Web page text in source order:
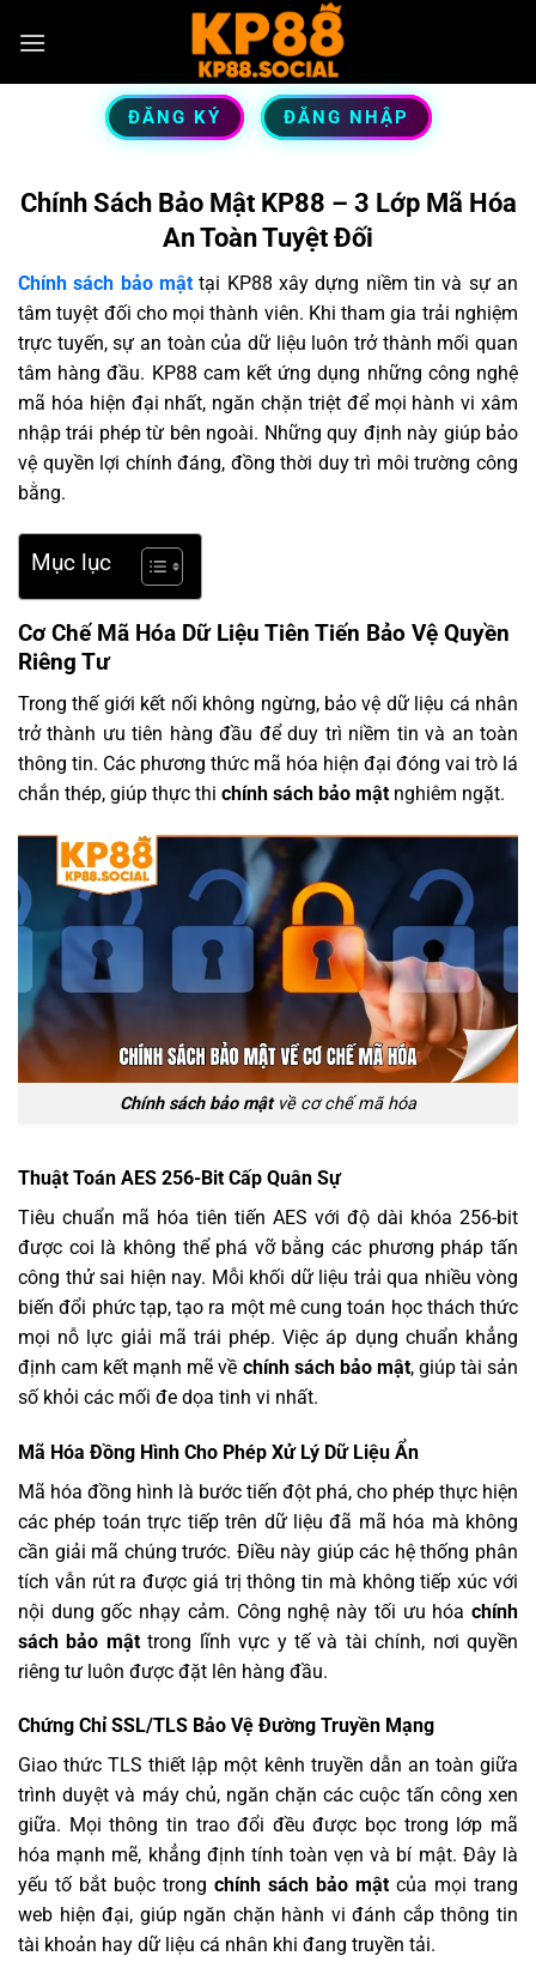
ĐĂNG KÝ ĐĂNG NHẬP
Chính Sách Bảo Mật KP88 – 3 Lớp Mã Hóa
An Toàn Tuyệt Đối
Chính sách bảo mật tại KP88 xây dựng niềm tin và sự an
tâm tuyệt đối cho mọi thành viên. Khi tham gia trải nghiệm
trực tuyến, sự an toàn của dữ liệu luôn trở thành mối quan
tâm hàng đầu. KP88 cam kết ứng dụng những công nghệ
mã hóa hiện đại nhất, ngăn chặn triệt để mọi hành vi xâm
nhập trái phép từ bên ngoài. Những quy định này giúp bảo
vệ quyền lợi chính đáng, đồng thời duy trì môi trường công
bằng.
Mục lục
Cơ Chế Mã Hóa Dữ Liệu Tiên Tiến Bảo Vệ Quyền
Riêng Tư
Trong thế giới kết nối không ngừng, bảo vệ dữ liệu cá nhân
trở thành ưu tiên hàng đầu để duy trì niềm tin và an toàn
thông tin. Các phương thức mã hóa hiện đại đóng vai trò lá
chắn thép, giúp thực thi chính sách bảo mật nghiêm ngặt.
Chính sách bảo mậtvề cơ chế mã hóa
Thuật Toán AES 256-Bit Cấp Quân Sự
Tiêu chuẩn mã hóa tiên tiến AES với độ dài khóa 256-bit
được coi là không thể phá vỡ bằng các phương pháp tấn
công thử sai hiện nay. Mỗi khối dữ liệu trải qua nhiều vòng
biến đổi phức tạp, tạo ra một mê cung toán học thách thức
mọi nỗ lực giải mã trái phép. Việc áp dụng chuẩn khẳng
định cam kết mạnh mẽ về chính sách bảo mật, giúp tài sản
số khỏi các mối đe dọa tinh vi nhất.
Mã Hóa Đồng Hình Cho Phép Xử Lý Dữ Liệu Ẩn
Mã hóa đồng hình là bước tiến đột phá, cho phép thực hiện
các phép toán trực tiếp trên dữ liệu đã mã hóa mà không
cần giải mã chúng trước. Điều này giúp các hệ thống phân
tích vẫn rút ra được giá trị thông tin mà không tiếp xúc với
nội dung gốc nhạy cảm. Công nghệ này tối ưu hóa chính
sách bảo mậttrong lĩnh vực y tế và tài chính, nơi quyền
riêng tư luôn được đặt lên hàng đầu.
Chứng Chỉ SSL/TLS Bảo Vệ Đường Truyền Mạng
Giao thức TLS thiết lập một kênh truyền dẫn an toàn giữa
trình duyệt và máy chủ, ngăn chặn các cuộc tấn công xen
giữa. Mọi thông tin trao đổi đều được bọc trong lớp mã
hóa mạnh mẽ, khẳng định tính toàn vẹn và bí mật. Đây là
yếu tố bắt buộc trong chính sách bảo mật của mọi trang
web hiện đại, giúp ngăn chặn hành vi đánh cắp thông tin
tài khoản hay dữ liệu cá nhân khi đang truyền tải.